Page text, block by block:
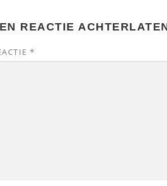
REACTIE
*